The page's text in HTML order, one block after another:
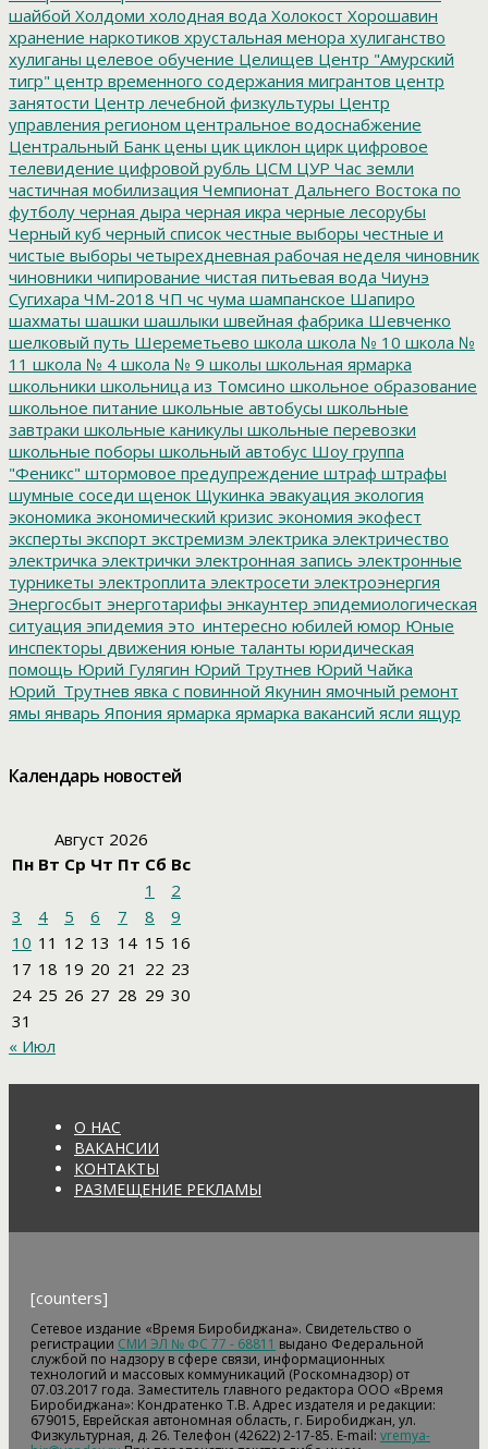
шайбой Холдоми холодная вода Холокост Хорошавин
хранение наркотиков хрустальная менора хулиганство
хулиганы целевое обучение Целищев Центр "Амурский
тигр" центр временного содержания мигрантов центр
занятости Центр лечебной физкультуры Центр
управления регионом центральное водоснабжение
Центральный Банк цены цик циклон цирк цифровое
телевидение цифровой рубль ЦСМ ЦУР Час земли
частичная мобилизация Чемпионат Дальнего Востока по
футболу черная дыра черная икра черные лесорубы
Черный куб черный список честные выборы честные и
чистые выборы четырехдневная рабочая неделя чиновник
чиновники чипирование чистая питьевая вода Чиунэ
Сугихара ЧМ-2018 ЧП чс чума шампанское Шапиро
шахматы шашки шашлыки швейная фабрика Шевченко
шелковый путь Шереметьево школа школа № 10 школа №
11 школа № 4 школа № 9 школы школьная ярмарка
школьники школьница из Томсино школьное образование
школьное питание школьные автобусы школьные
завтраки школьные каникулы школьные перевозки
школьные поборы школьный автобус Шоу группа
"Феникс" штормовое предупреждение штраф штрафы
шумные соседи щенок Щукинка эвакуация экология
экономика экономический кризис экономия экофест
эксперты экспорт экстремизм электрика электричество
электричка электрички электронная запись электронные
турникеты электроплита электросети электроэнергия
Энергосбыт энерготарифы энкаунтер эпидемиологическая
ситуация эпидемия это_интересно юбилей юмор Юные
инспекторы движения юные таланты юридическая
помощь Юрий Гулягин Юрий Трутнев Юрий Чайка
Юрий_Трутнев явка с повинной Якунин ямочный ремонт
ямы январь Япония ярмарка ярмарка вакансий ясли ящур
Календарь новостей
Август 2026
Пн Вт Ср Чт Пт Сб Вс
1
2
3
4 5 6 7 8
9
10 11 12 13 14 15 16
17 18 19 20 21 22 23
24 25 26 27 28 29 30
31
« Июл
О НАС
ВАКАНСИИ
КОНТАКТЫ
РАЗМЕЩЕНИЕ РЕКЛАМЫ
[counters]
Сетевое издание «Время Биробиджана». Свидетельство о
регистрации СМИ ЭЛ № ФС 77 - 68811 выдано Федеральной
службой по надзору в сфере связи, информационных
технологий и массовых коммуникаций (Роскомнадзор) от
07.03.2017 года. Заместитель главного редактора ООО «Время
Биробиджана»: Кондратенко Т.В. Адрес издателя и редакции:
679015, Еврейская автономная область, г. Биробиджан, ул.
Физкультурная, д. 26. Телефон (42622) 2-17-85. E-mail: vremya-